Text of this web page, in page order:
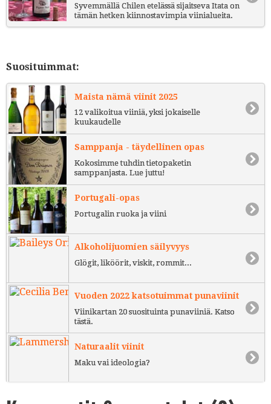
Syvemmällä Chilen etelässä sijaitseva Itata on
tämän hetken kiinnostavimpia viinialueita.
Suosituimmat:
Maista nämä viinit 2025
12 valikoitua viiniä, yksi jokaiselle
kuukaudelle
Samppanja - täydellinen opas
Kokosimme tuhdin tietopaketin
samppanjasta. Lue juttu!
Portugali-opas
Portugalin ruoka ja viini
Alkoholijuomien säilyvyys
Glögit, liköörit, viskit, rommit...
Vuoden 2022 katsotuimmat punaviinit
Viinikartan 20 suosituinta punaviiniä. Katso
tästä.
Naturaalit viinit
Maku vai ideologia?